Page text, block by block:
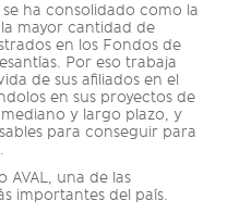
se ha consolidado como la
mayor cantidad de
en los Fondos de
Por eso trabaja
de sus afiliados en el
en sus proyectos de
y largo plazo, y
para conseguir para
una de las
importantes del país.